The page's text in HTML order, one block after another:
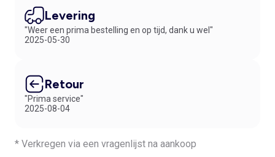
Levering
"Weer een prima bestelling en op tijd, dank u wel"
2025-05-30
Retour
"Prima service"
2025-08-04
* Verkregen via een vragenlijst na aankoop